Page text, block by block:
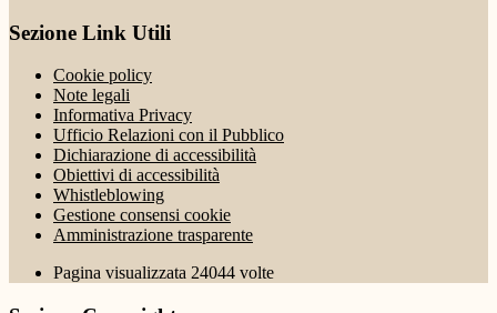
Sezione Link Utili
Cookie policy
Note legali
Informativa Privacy
Ufficio Relazioni con il Pubblico
Dichiarazione di accessibilità
Obiettivi di accessibilità
Whistleblowing
Gestione consensi cookie
Amministrazione trasparente
Pagina visualizzata 24044 volte